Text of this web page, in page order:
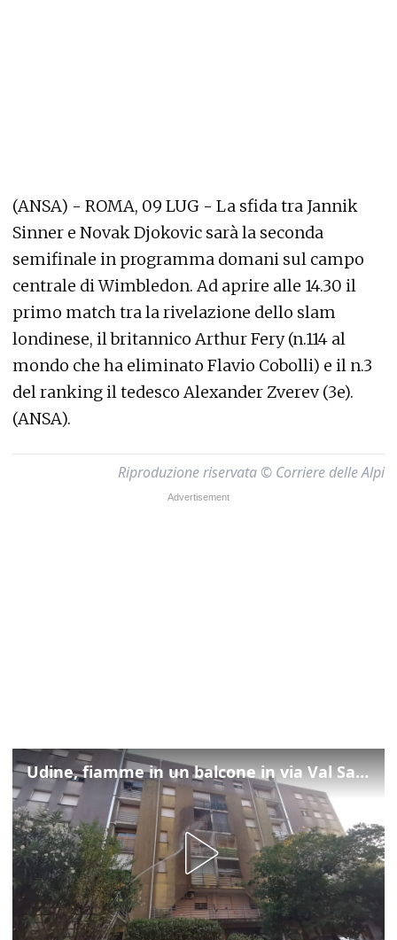
(ANSA) - ROMA, 09 LUG - La sfida tra Jannik
Sinner e Novak Djokovic sarà la seconda
semifinale in programma domani sul campo
centrale di Wimbledon. Ad aprire alle 14.30 il
primo match tra la rivelazione dello slam
londinese, il britannico Arthur Fery (n.114 al
mondo che ha eliminato Flavio Cobolli) e il n.3
del ranking il tedesco Alexander Zverev (3e).
(ANSA).
Riproduzione riservata © Corriere delle Alpi
Udine, fiamme in un balcone in via Val Saisera: intervengono i pompieri